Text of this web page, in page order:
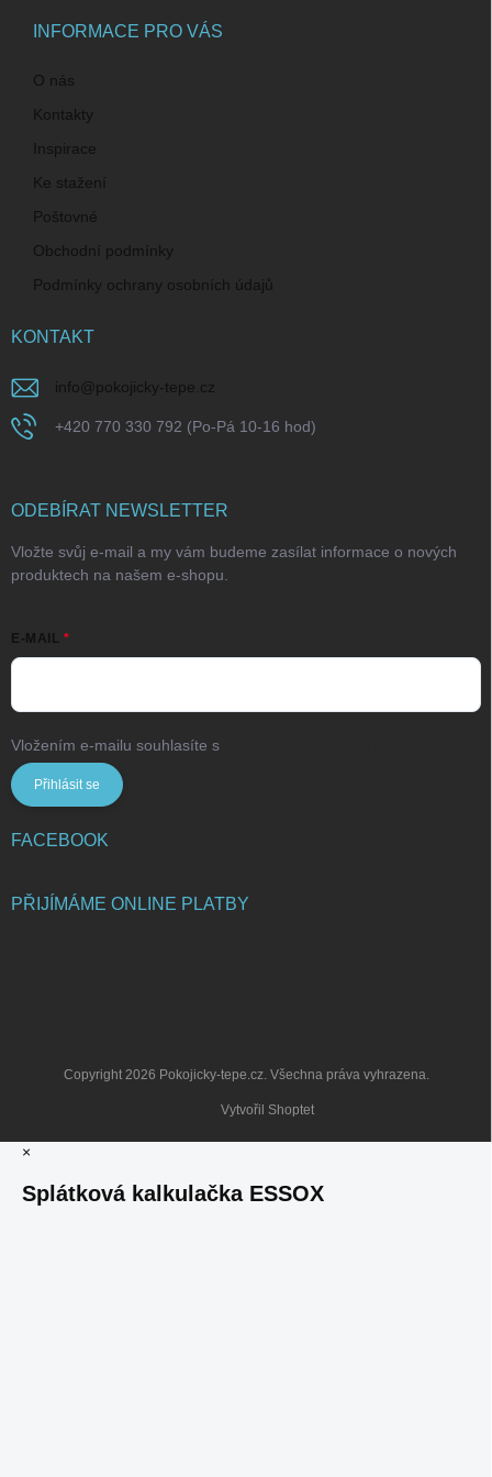
INFORMACE PRO VÁS
O nás
Kontakty
Inspirace
Ke stažení
Poštovné
Obchodní podmínky
Podmínky ochrany osobních údajů
KONTAKT
info@pokojicky-tepe.cz
+420 770 330 792 (Po-Pá 10-16 hod)
ODEBÍRAT NEWSLETTER
Vložte svůj e-mail a my vám budeme zasílat informace o nových
produktech na našem e-shopu.
E-MAIL
Vložením e-mailu souhlasíte s
Přihlásit se
FACEBOOK
PŘIJÍMÁME ONLINE PLATBY
Vytvořil Shoptet
Copyright 2026 Pokojicky-tepe.cz. Všechna práva vyhrazena.
×
Splátková kalkulačka ESSOX